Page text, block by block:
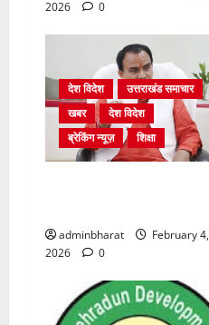
2026
0
देश विदेश
उत्तराखंड समाचार
खबर
देश विदेश
ब्रेकिंग न्यूज़
शिक्षा
adminbharat
February 4,
2026
0